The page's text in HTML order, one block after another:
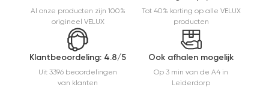
inrollen.
Al onze producten zijn 100%
origineel VELUX
Tot 40% korting op alle VELUX
producten
Klantbeoordeling: 4.8/5
Uit 3396 beoordelingen
van klanten
Ook afhalen mogelijk
Op 3 min van de A4 in
Leiderdorp